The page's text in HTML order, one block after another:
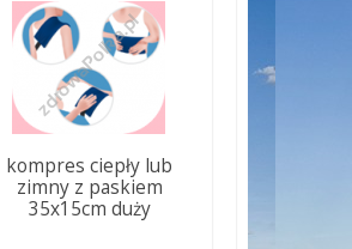
kompres ciepły lub
zimny z paskiem
35x15cm duży